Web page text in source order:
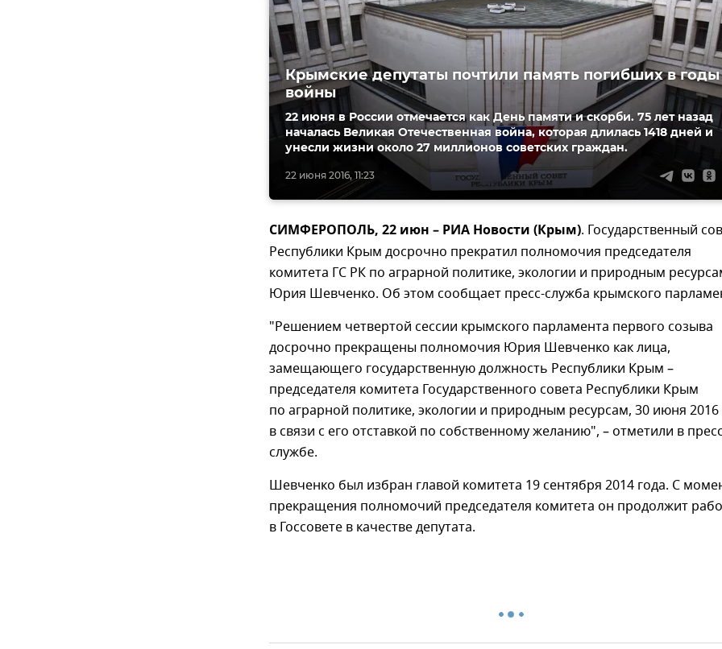
22 июня 2016, 11:23
Крымские депутаты почтили память погибших в годы
войны
22 июня в России отмечается как День памяти и скорби. 75 лет назад
началась Великая Отечественная война, которая длилась 1418 дней и
унесли жизни около 27 миллионов советских граждан.
СИМФЕРОПОЛЬ, 22 июн – РИА Новости (Крым). Государственный
Республики Крым досрочно прекратил полномочия председателя
комитета ГС РК по аграрной политике, экологии и природным
Юрия Шевченко. Об этом сообщает пресс-служба крымского
"Решением четвертой сессии крымского парламента первого созыва
досрочно прекращены полномочия Юрия Шевченко как лица,
замещающего государственную должность Республики Крым –
председателя комитета Государственного совета Республики Крым
по аграрной политике, экологии и природным ресурсам, 30 июня 2016
в связи с его отставкой по собственному желанию", – отметили в
службе.
Шевченко был избран главой комитета 19 сентября 2014 года. С
прекращения полномочий председателя комитета он продолжит
в Госсовете в качестве депутата.